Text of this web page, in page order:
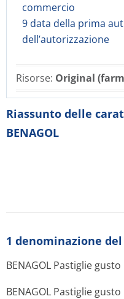
commercio
9 data della prima
dell’autorizzazione
Risorse: Original
Riassunto delle
BENAGOL
1 denominazione
BENAGOL Pastiglie
BENAGOL Pastiglie